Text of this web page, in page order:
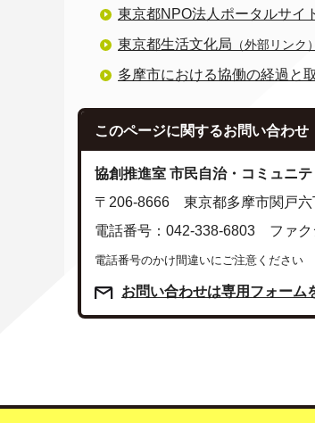
東京都NPO法人ポータルサイ
東京都生活文化局 （外部リンク）
多摩市における協働の経過と
このページに関するお問い合わせ
協創推進室 市民自治・コミュニ
〒206-8666 東京都多摩市関戸六
電話番号：042-338-6803 ファク
電話番号のかけ間違いにご注意ください
お問い合わせは専用フォーム